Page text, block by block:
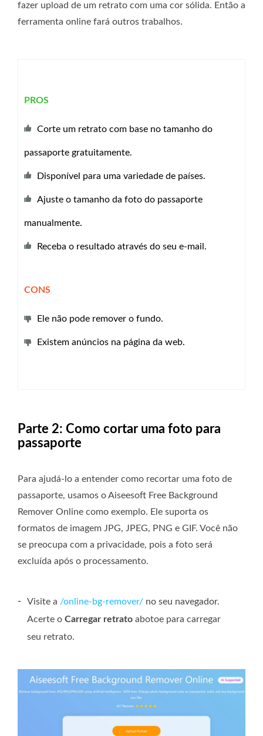
fazer upload de um retrato com uma cor sólida. Então a
ferramenta online fará outros trabalhos.
PROS
Corte um retrato com base no tamanho do
passaporte gratuitamente.
Disponível para uma variedade de países.
Ajuste o tamanho da foto do passaporte
manualmente.
Receba o resultado através do seu e-mail.
CONS
Ele não pode remover o fundo.
Existem anúncios na página da web.
Parte 2: Como cortar uma foto para
passaporte
Para ajudá-lo a entender como recortar uma foto de
passaporte, usamos o Aiseesoft Free Background
Remover Online como exemplo. Ele suporta os
formatos de imagem JPG, JPEG, PNG e GIF. Você não
se preocupa com a privacidade, pois a foto será
excluída após o processamento.
- Visite a /online-bg-remover/ no seu navegador.
Acerte o Carregar retrato abotoe para carregar
seu retrato.